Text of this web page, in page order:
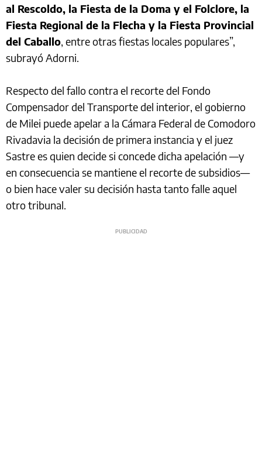
al Rescoldo, la Fiesta de la Doma y el Folclore, la
Fiesta Regional de la Flecha y la Fiesta Provincial
del Caballo, entre otras fiestas locales populares”,
subrayó Adorni.
Respecto del fallo contra el recorte del Fondo
Compensador del Transporte del interior, el gobierno
de Milei puede apelar a la Cámara Federal de Comodoro
Rivadavia la decisión de primera instancia y el juez
Sastre es quien decide si concede dicha apelación —y
en consecuencia se mantiene el recorte de subsidios—
o bien hace valer su decisión hasta tanto falle aquel
otro tribunal.